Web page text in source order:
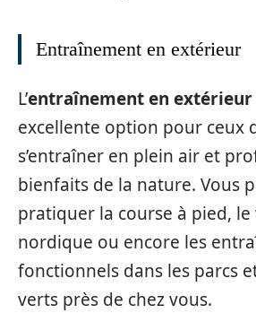
Entraînement en extérieur
L’entraînement en extérieur
excellente option pour ceux
s’entraîner en plein air et
bienfaits de la nature. Vous
pratiquer la course à pied, le
nordique ou encore les
fonctionnels dans les parcs
verts près de chez vous.